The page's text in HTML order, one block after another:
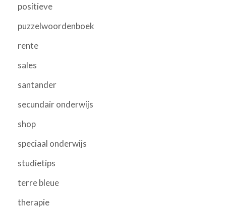
positieve
puzzelwoordenboek
rente
sales
santander
secundair onderwijs
shop
speciaal onderwijs
studietips
terre bleue
therapie